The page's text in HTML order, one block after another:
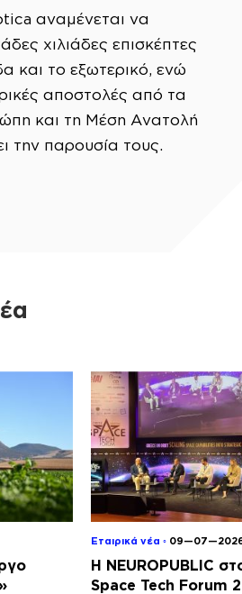
αναμένεται να
χιλιάδες επισκέπτες
και το εξωτερικό, ενώ
αποστολές από τα
και τη Μέση Ανατολή
την παρουσία τους.
Εταιρικά νέα ◦
Η NEUROPUBLIC
Space Tech Forum